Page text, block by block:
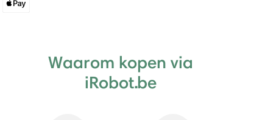
Waarom kopen via
iRobot.be